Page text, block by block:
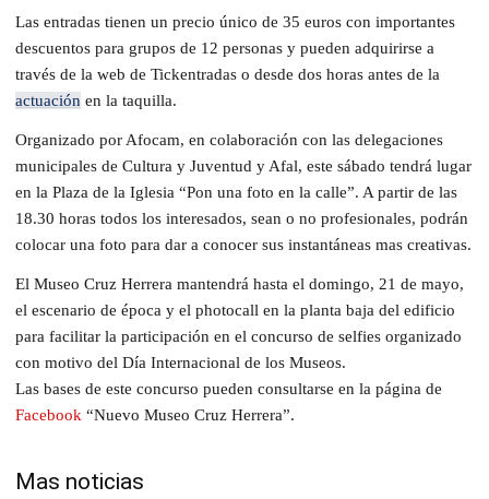
Las entradas tienen un precio único de 35 euros con importantes
descuentos para grupos de 12 personas y pueden adquirirse a
través de la web de Tickentradas o desde dos horas antes de la
actuación en la taquilla.
Organizado por Afocam, en colaboración con las delegaciones
municipales de Cultura y Juventud y Afal, este sábado tendrá lugar
en la Plaza de la Iglesia “Pon una foto en la calle”. A partir de las
18.30 horas todos los interesados, sean o no profesionales, podrán
colocar una foto para dar a conocer sus instantáneas mas creativas.
El Museo Cruz Herrera mantendrá hasta el domingo, 21 de mayo,
el escenario de época y el photocall en la planta baja del edificio
para facilitar la participación en el concurso de selfies organizado
con motivo del Día Internacional de los Museos.
Las bases de este concurso pueden consultarse en la página de
Facebook “Nuevo Museo Cruz Herrera”.
Mas noticias